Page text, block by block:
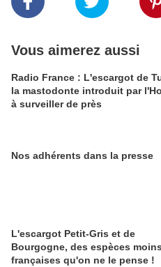
Vous aimerez aussi
Radio France : L'escargot de
la mastodonte introduit par
à surveiller de près
Nos adhérents dans la presse
L'escargot Petit-Gris et de
Bourgogne, des espèces moins
françaises qu'on ne le pense !